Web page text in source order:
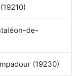
de-
(19230)